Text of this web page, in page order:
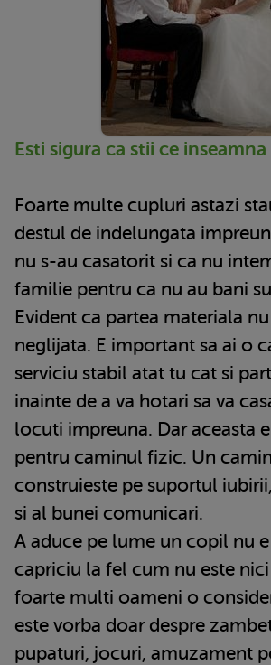
Esti sigura ca stii ce
Foarte multe cupluri astazi
destul de indelungata
nu s-au casatorit si ca nu
familie pentru ca nu au bani
Evident ca partea materiala
neglijata. E important sa ai o
serviciu stabil atat tu cat si
inainte de a va hotari sa va
locuti impreuna. Dar aceasta
pentru caminul fizic. Un
construieste pe suportul
si al bunei comunicari.
A aduce pe lume un copil nu
capriciu la fel cum nu este
foarte multi oameni o
este vorba doar despre
pupaturi, jocuri, amuzament